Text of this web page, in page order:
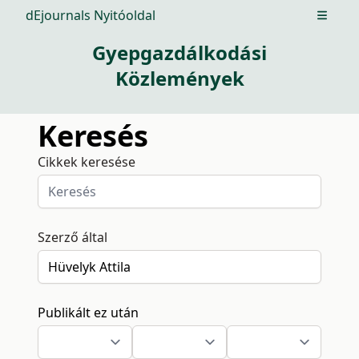
dEjournals Nyitóoldal Open
Gyepgazdálkodási
Közlemények
Keresés
Cikkek keresése
Szerző által
Publikált ez után